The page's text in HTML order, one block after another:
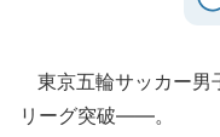
東京五輪サッカー男
リーグ突破――。